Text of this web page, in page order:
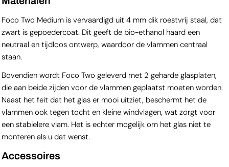
Foco Two Medium is vervaardigd uit 4 mm dik roestvrij staal, dat
zwart is gepoedercoat. Dit geeft de bio-ethanol haard een
neutraal en tijdloos ontwerp, waardoor de vlammen centraal
staan.
Bovendien wordt Foco Two geleverd met 2 geharde glasplaten,
die aan beide zijden voor de vlammen geplaatst moeten worden.
Naast het feit dat het glas er mooi uitziet, beschermt het de
vlammen ook tegen tocht en kleine windvlagen, wat zorgt voor
een stabielere vlam. Het is echter mogelijk om het glas niet te
monteren als u dat wenst.
Accessoires